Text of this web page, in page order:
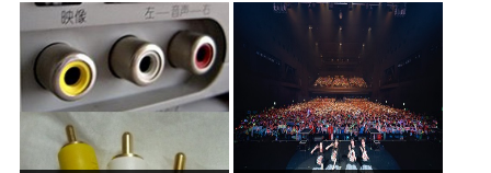
録レポ】 ｗｗｗｗ